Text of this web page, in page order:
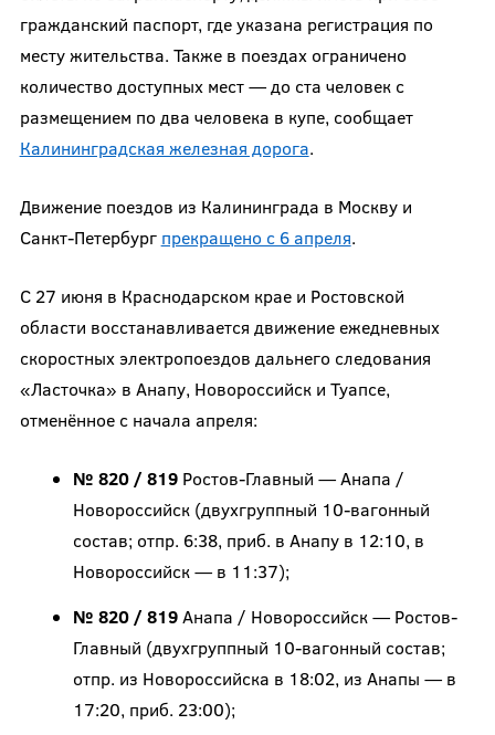
гражданский паспорт, где указана регистрация по
месту жительства. Также в поездах ограничено
количество доступных мест — до ста человек с
размещением по два человека в купе, сообщает
Калининградская железная дорога.
Движение поездов из Калининграда в Москву и
Санкт-Петербург прекращено с 6 апреля.
С 27 июня в Краснодарском крае и Ростовской
области восстанавливается движение ежедневных
скоростных электропоездов дальнего следования
«Ласточка» в Анапу, Новороссийск и Туапсе,
отменённое с начала апреля:
№ 820 / 819Ростов-Главный — Анапа /
Новороссийск (двухгруппный 10-вагонный
состав; отпр. 6:38, приб. в Анапу в 12:10, в
Новороссийск — в 11:37);
№ 820 / 819Анапа / Новороссийск — Ростов-
Главный (двухгруппный 10-вагонный состав;
отпр. из Новороссийска в 18:02, из Анапы — в
17:20, приб. 23:00);